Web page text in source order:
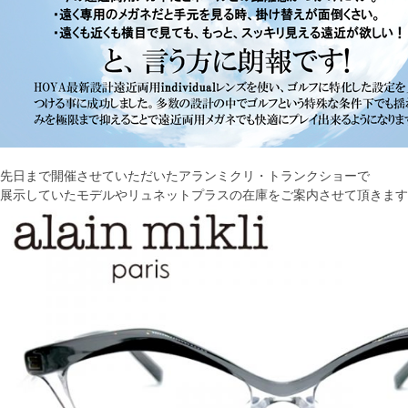
先日まで開催させていただいたアランミクリ・トランクショーで
展示していたモデルやリュネットプラスの在庫をご案内させて頂きま